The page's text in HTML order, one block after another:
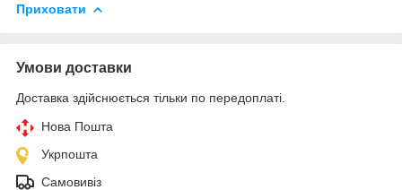
Приховати
Умови доставки
Доставка здійснюється тільки по передоплаті.
Нова Пошта
Укрпошта
Самовивіз